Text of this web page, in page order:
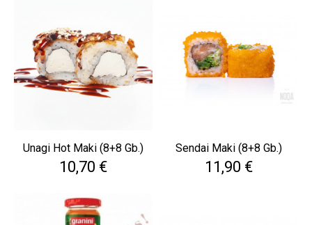
Unagi Hot Maki (8+8 Gb.)
Cena
10,70 €
Sendai Maki (8+8 Gb.)
Cena
11,90 €